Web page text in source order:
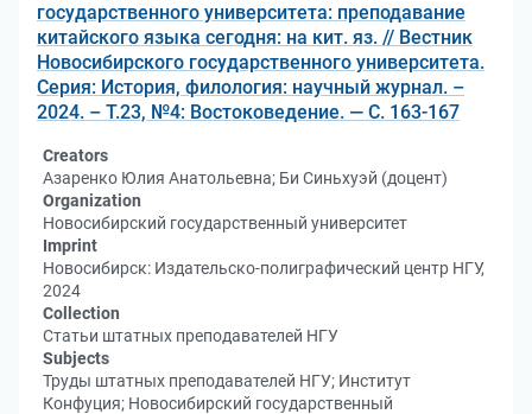
государственного университета: преподавание
китайского языка сегодня: на кит. яз. // Вестник
Новосибирского государственного университета.
Серия: История, филология: научный журнал. –
2024. – Т.23, №4: Востоковедение. — С. 163-167
Creators
Азаренко Юлия Анатольевна; Би Синьхуэй (доцент)
Organization
Новосибирский государственный университет
Imprint
Новосибирск: Издательско-полиграфический центр НГУ,
2024
Collection
Статьи штатных преподавателей НГУ
Subjects
Труды штатных преподавателей НГУ; Институт
Конфуция; Новосибирский государственный